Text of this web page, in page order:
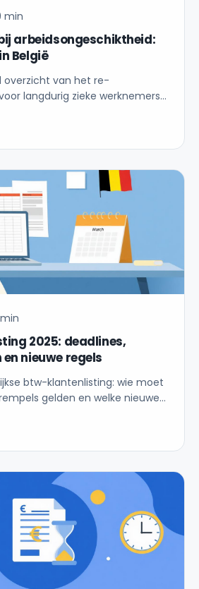
min
arbeidsongeschiktheid:
België
overzicht van het re-
langdurig zieke werknemers
(RIT 3.0) en het Terug Naar
2025: deadlines,
nieuwe regels
btw-klantenlisting: wie moet
gelden en welke nieuwe
de vrijstellingsregeling.